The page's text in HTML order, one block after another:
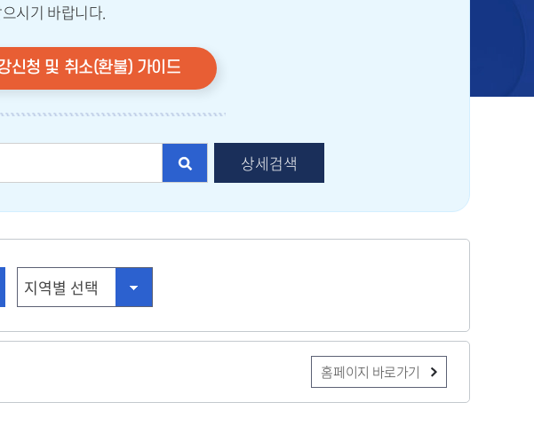
시기 바랍니다.
신청 및 취소(환불) 가이드
상세검색
홈페이지 바로가기